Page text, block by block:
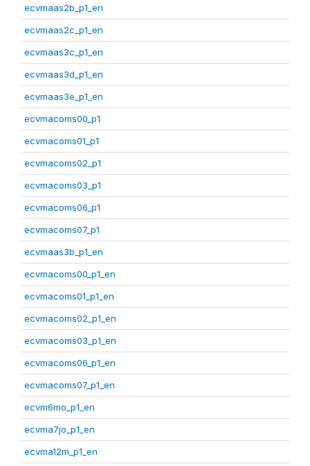
ecvmaas2b_p1_en
ecvmaas2c_p1_en
ecvmaas3c_p1_en
ecvmaas3d_p1_en
ecvmaas3e_p1_en
ecvmacoms00_p1
ecvmacoms01_p1
ecvmacoms02_p1
ecvmacoms03_p1
ecvmacoms06_p1
ecvmacoms07_p1
ecvmaas3b_p1_en
ecvmacoms00_p1_en
ecvmacoms01_p1_en
ecvmacoms02_p1_en
ecvmacoms03_p1_en
ecvmacoms06_p1_en
ecvmacoms07_p1_en
ecvm6mo_p1_en
ecvma7jo_p1_en
ecvma12m_p1_en